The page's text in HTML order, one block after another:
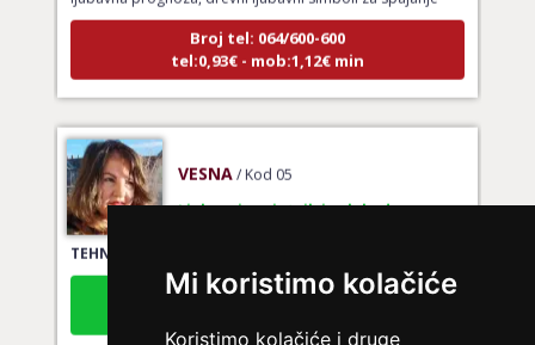
Mi koristimo kolačiće
Koristimo kolačiće i druge
Broj tel: 064/600-600
tel:0,93€ - mob:1,12€ min
VESNA / Kod 05
Ljubavni savjetnik je slobodan
TEHNIKE:
Broj tel: 064/600-600